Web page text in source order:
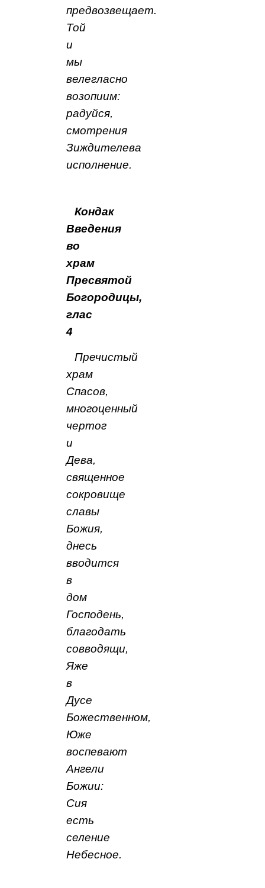
предвозвещает.
Той
и
мы
велегласно
возопиим:
радуйся,
смотрения
Зиждителева
исполнение.
Кондак
Введения
во
храм
Пресвятой
Богородицы,
глас
4
Пречистый
храм
Спасов,
многоценный
чертог
и
Дева,
священное
сокровище
славы
Божия,
днесь
вводится
в
дом
Господень,
благодать
совводящи,
Яже
в
Дусе
Божественном,
Юже
воспевают
Ангели
Божии:
Сия
есть
селение
Небесное.